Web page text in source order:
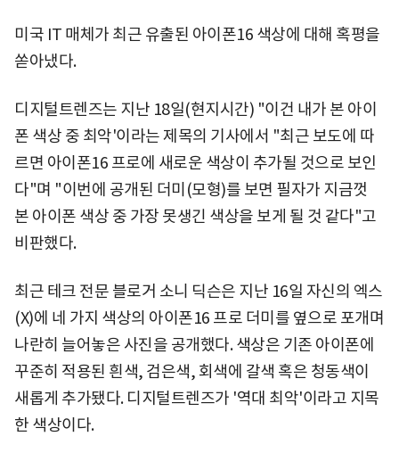
미국 IT 매체가 최근 유출된 아이폰16 색상에 대해 혹평을
쏟아냈다.
디지털트렌즈는 지난 18일(현지시간) "이건 내가 본 아이
폰 색상 중 최악'이라는 제목의 기사에서 "최근 보도에 따
르면 아이폰16 프로에 새로운 색상이 추가될 것으로 보인
다"며 "이번에 공개된 더미(모형)를 보면 필자가 지금껏
본 아이폰 색상 중 가장 못생긴 색상을 보게 될 것 같다"고
비판했다.
최근 테크 전문 블로거 소니 딕슨은 지난 16일 자신의 엑스
(X)에 네 가지 색상의 아이폰16 프로 더미를 옆으로 포개며
나란히 늘어놓은 사진을 공개했다. 색상은 기존 아이폰에
꾸준히 적용된 흰색, 검은색, 회색에 갈색 혹은 청동색이
새롭게 추가됐다. 디지털트렌즈가 '역대 최악'이라고 지목
한 색상이다.